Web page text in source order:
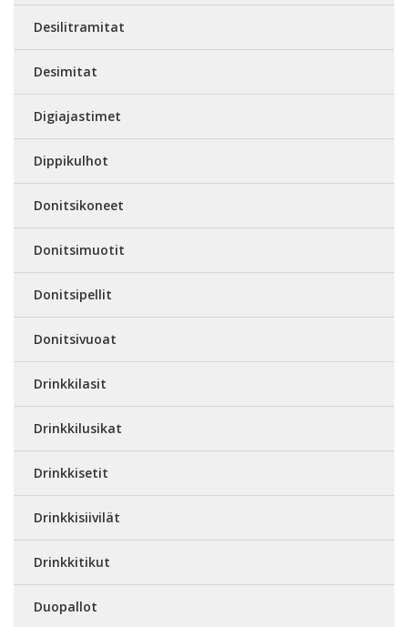
Desilitramitat
Desimitat
Digiajastimet
Dippikulhot
Donitsikoneet
Donitsimuotit
Donitsipellit
Donitsivuoat
Drinkkilasit
Drinkkilusikat
Drinkkisetit
Drinkkisiivilät
Drinkkitikut
Duopallot